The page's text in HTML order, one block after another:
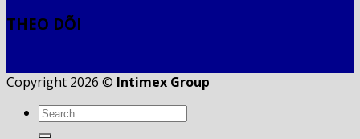
THEO DÕI
Copyright 2026 © Intimex Group